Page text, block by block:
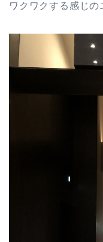
ワクワクする感じの